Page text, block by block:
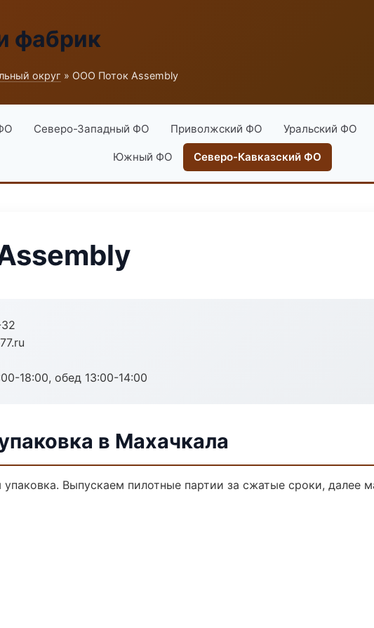
фабрик
округ » ООО Поток Assembly
Северо-Западный ФО Приволжский ФО Уральский ФО
Южный ФО Северо-Кавказский ФО
18:00, обед 13:00-14:00
в Махачкала
Выпускаем пилотные партии за сжатые сроки, далее